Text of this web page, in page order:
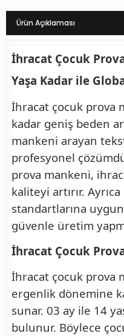
Ürün Açıklaması
İhracat Çocuk
Yaşa Kadar ile
İhracat çocuk prova
kadar geniş beden
mankeni arayan
profesyonel
prova mankeni,
kaliteyi artırır.
standartlarına
güvenle üretim
İhracat Çocuk
İhracat çocuk prova
ergenlik dönemine
sunar. 03 ay ile 14
bulunur. Böylece